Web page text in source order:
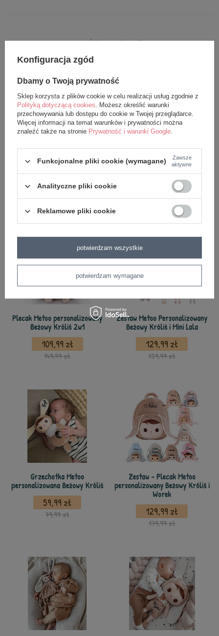
z tej samej serii
Plecak Metoo personalizowany
92,99 zł
109,00 zł
Lalka Metoo personalizowana
Beżowy Króliś XL 70 cm
149,99 zł
179,99 zł
Plecak Metoo personalizowany
Beżowy Króliś 2w1
109,99 zł
149,99 zł
Zestaw Metoo Personalizowany
Beżowy Króliś i Mini Lala
129,99 zł
139,99 zł
Grzechotka Metoo
personalizowana Beżowy Króliś
59,99 zł
79,99 zł
Zestaw - Plecak Metoo
personalizowany Beżowy Króliś i
Worek
129,99 zł
179,99 zł
Konfiguracja zgód
Dbamy o Twoją prywatność
Sklep korzysta z plików cookie w celu realizacji usług zgodnie z
Polityką dotyczącą cookies. Możesz określić warunki
przechowywania lub dostępu do cookie w Twojej przeglądarce.
Więcej informacji na temat warunków i prywatności można
znaleźć także na stronie Prywatność i warunki Google.
Funkcjonalne pliki cookie (wymagane)
Zawsze
aktywne
Analityczne pliki cookie
Reklamowe pliki cookie
potwierdzam wymagane
potwierdzam wszystkie